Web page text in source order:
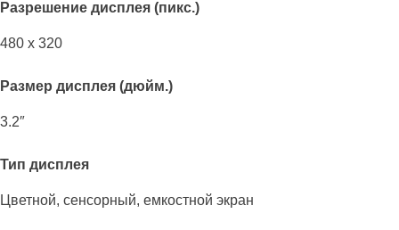
Разрешение дисплея (пикс.)
480 x 320
Размер дисплея (дюйм.)
3.2″
Тип дисплея
Цветной, сенсорный, емкостной экран